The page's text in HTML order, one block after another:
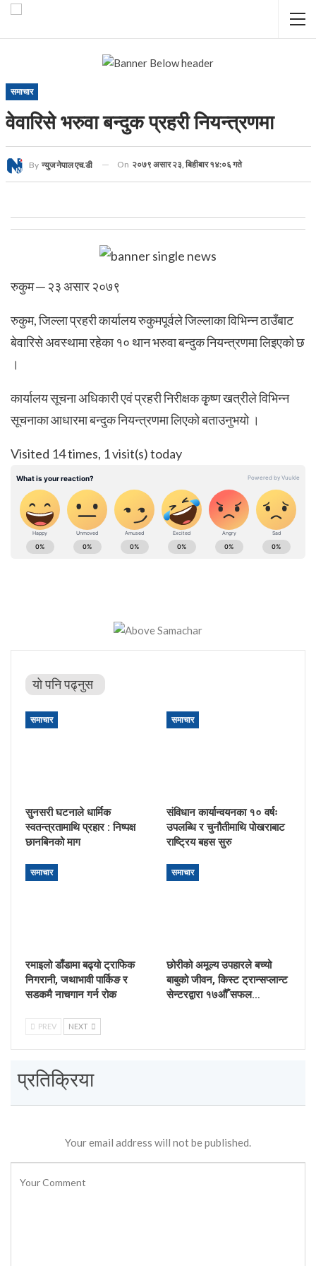
समाचार
वेवारिसे भरुवा बन्दुक प्रहरी नियन्त्रणमा
By न्युज नेपाल एच.डी On २०७९ असार २३, बिहीबार १४:०६ गते
रुकुम ─ २३ असार २०७९
रुकुम, जिल्ला प्रहरी कार्यालय रुकुमपूर्वले जिल्लाका विभिन्न ठाउँबाट
बेवारिसे अवस्थामा रहेका १० थान भरुवा बन्दुक नियन्त्रणमा लिइएको छ
।
कार्यालय सूचना अधिकारी एवं प्रहरी निरीक्षक कृृष्ण खत्रीले विभिन्न
सूचनाका आधारमा बन्दुक नियन्त्रणमा लिएको बताउनुभयो ।
Visited 14 times, 1 visit(s) today
यो पनि पढ्नुस
समाचार
सुनसरी घटनाले धार्मिक
स्वतन्त्रतामाथि प्रहार : निष्पक्ष
छानबिनको माग
समाचार
संविधान कार्यान्वयनका १० वर्षः
उपलब्धि र चुनौतीमाथि पोखराबाट
राष्ट्रिय बहस सुरु
समाचार
रमाइलो डाँडामा बढ्यो ट्राफिक
निगरानी, जथाभावी पार्किङ र
सडकमै नाचगान गर्न रोक
समाचार
छोरीको अमूल्य उपहारले बच्यो
बाबुको जीवन, किस्ट ट्रान्सप्लान्ट
सेन्टरद्वारा १७औँ सफल…
PREV NEXT
प्रतिक्रिया
Your email address will not be published.